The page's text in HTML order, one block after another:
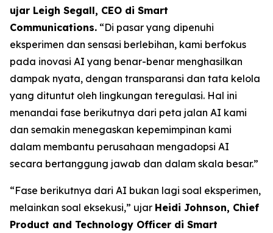
ujar Leigh Segall, CEO di Smart
Communications. “Di pasar yang dipenuhi
eksperimen dan sensasi berlebihan, kami berfokus
pada inovasi AI yang benar-benar menghasilkan
dampak nyata, dengan transparansi dan tata kelola
yang dituntut oleh lingkungan teregulasi. Hal ini
menandai fase berikutnya dari peta jalan AI kami
dan semakin menegaskan kepemimpinan kami
dalam membantu perusahaan mengadopsi AI
secara bertanggung jawab dan dalam skala besar.”
“Fase berikutnya dari AI bukan lagi soal eksperimen,
melainkan soal eksekusi,” ujar Heidi Johnson, Chief
Product and Technology Officer di Smart